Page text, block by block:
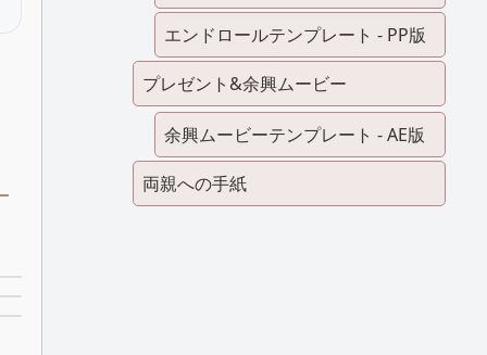
エンドロールテンプレート - PP版
プレゼント&余興ムービー
余興ムービーテンプレート - AE版
両親への手紙